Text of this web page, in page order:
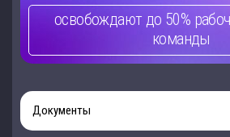
освобождают до 50%
команды
Документы